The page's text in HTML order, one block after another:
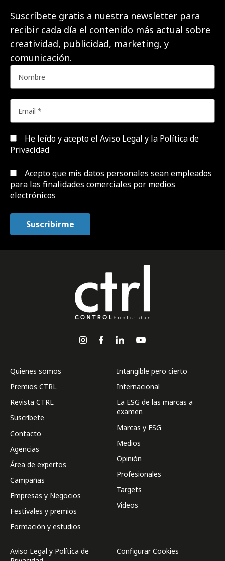
Suscríbete gratis a nuestra newsletter para
recibir cada día el contenido más actual sobre
creatividad, publicidad, marketing, y
comunicación.
He leído y acepto el Aviso Legal y la Política de
Privacidad
Acepto que mis datos personales sean empleados
para las finalidades comerciales por medios
electrónicos
Quienes somos
Premios CTRL
Revista CTRL
Suscríbete
Contacto
Agencias
Área de expertos
Campañas
Empresas y Negocios
Festivales y premios
Formación y estudios
Intangible pero cierto
Internacional
La ESG de las marcas a
examen
Marcas y ESG
Medios
Opinión
Profesionales
Targets
Videos
Aviso Legal y Política de
Configurar Cookies